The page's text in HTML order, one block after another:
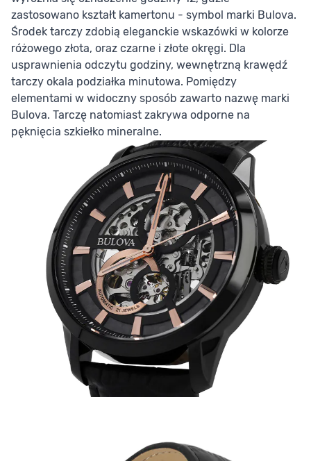
zastosowano kształt kamertonu - symbol marki Bulova.
Środek tarczy zdobią eleganckie wskazówki w kolorze
różowego złota, oraz czarne i złote okręgi. Dla
usprawnienia odczytu godziny, wewnętrzną krawędź
tarczy okala podziałka minutowa. Pomiędzy
elementami w widoczny sposób zawarto nazwę marki
Bulova. Tarczę natomiast zakrywa odporne na
pęknięcia szkiełko mineralne.